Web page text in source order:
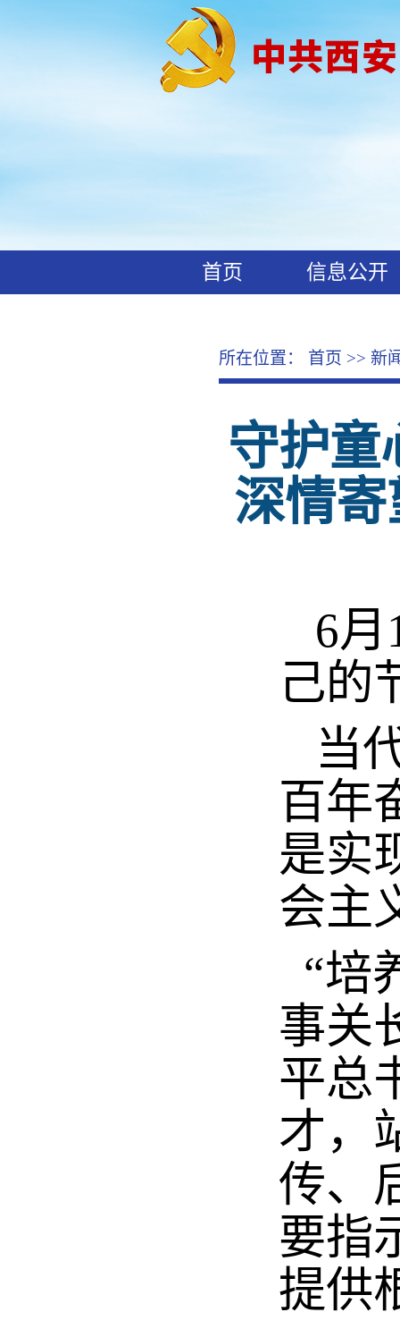
首页
信息公开
所在位置： 首页 >> 新
守护
深情
6
己的
当
百年
是实
会主
“培
事关
平总
才，
传、
要指
提供